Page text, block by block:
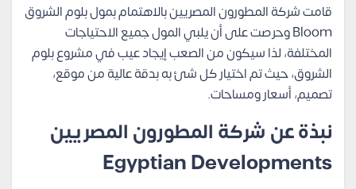
قامت شركة المطورون المصريين بالاهتمام بمول بلوم الشروق
Bloom وحرصت على أن يلبي المول جميع الاحتياجات
المختلفة، لذا سيكون من الصعب إيجاد عيب في مشروع بلوم
الشروق، حيث تم اختيار كل شئ به بدقة عالية من موقع،
تصميم، أسعار ومساحات.
نبذة عن شركة المطورون المصريين
Egyptian Developments